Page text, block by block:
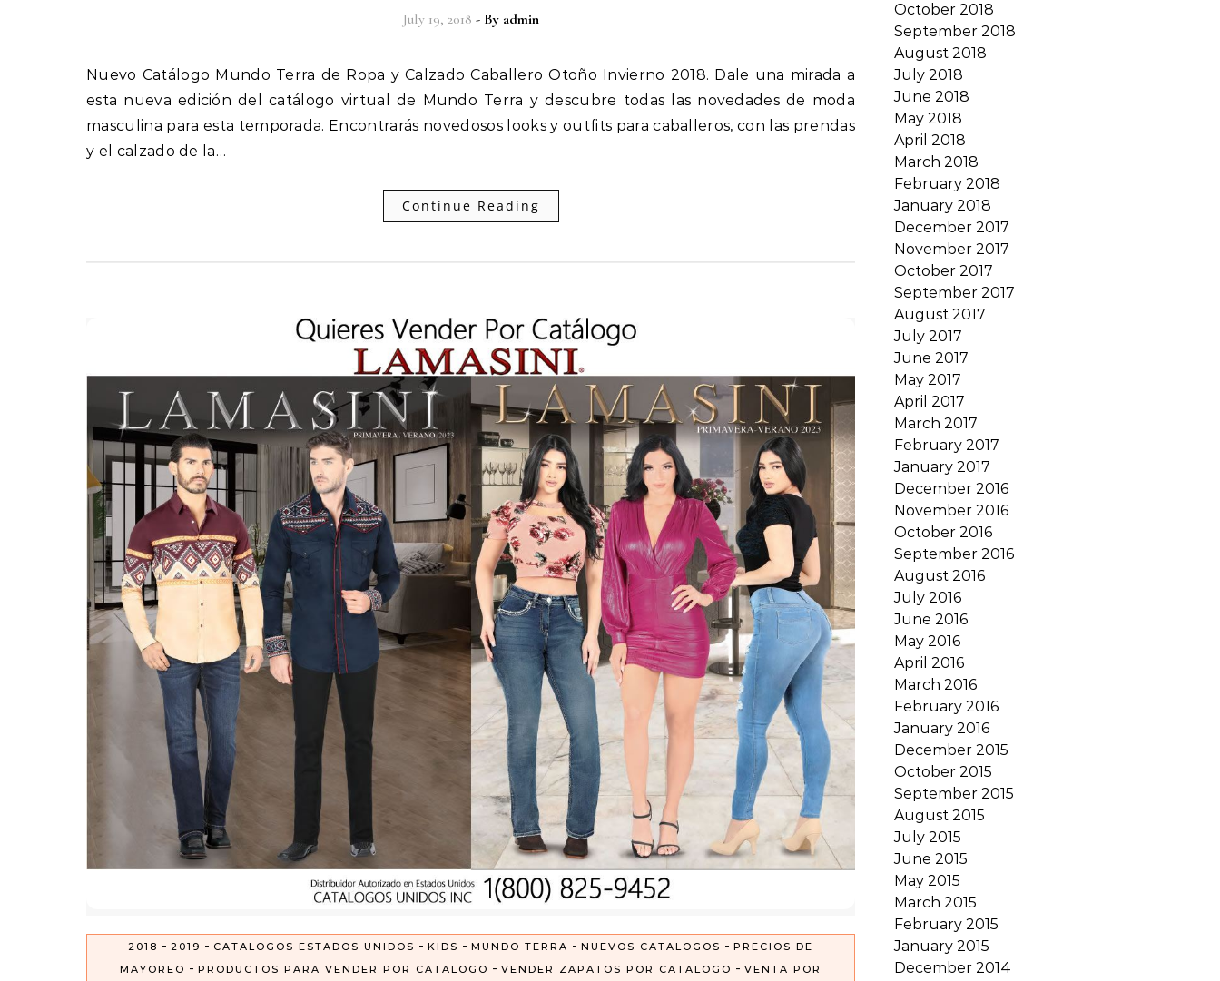
July 19, 2018 - By admin
Nuevo Catálogo Mundo Terra de Ropa y Calzado Caballero Otoño Invierno 2018. Dale una mirada a
esta nueva edición del catálogo virtual de Mundo Terra y descubre todas las novedades de moda
masculina para esta temporada. Encontrarás novedosos looks y outfits para caballeros, con las prendas
y el calzado de la…
Continue Reading
2018 - 2019 - CATALOGOS ESTADOS UNIDOS - KIDS - MUNDO TERRA - NUEVOS CATALOGOS - PRECIOS DE
MAYOREO - PRODUCTOS PARA VENDER POR CATALOGO - VENDER ZAPATOS POR CATALOGO - VENTA POR
October 2018
September 2018
August 2018
July 2018
June 2018
May 2018
April 2018
March 2018
February 2018
January 2018
December 2017
November 2017
October 2017
September 2017
August 2017
July 2017
June 2017
May 2017
April 2017
March 2017
February 2017
January 2017
December 2016
November 2016
October 2016
September 2016
August 2016
July 2016
June 2016
May 2016
April 2016
March 2016
February 2016
January 2016
December 2015
October 2015
September 2015
August 2015
July 2015
June 2015
May 2015
March 2015
February 2015
January 2015
December 2014